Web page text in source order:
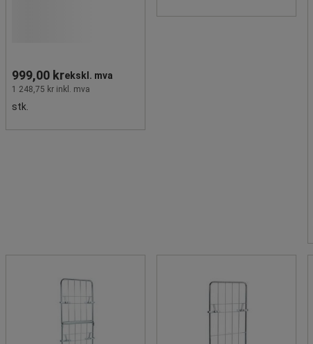
999,00 krekskl. mva
1 248,75 kr inkl. mva
stk.